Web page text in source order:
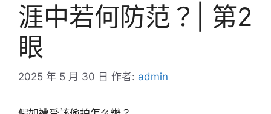
涯中若何防范？| 第2
眼
2025 年 5 月 30 日 作者: admin